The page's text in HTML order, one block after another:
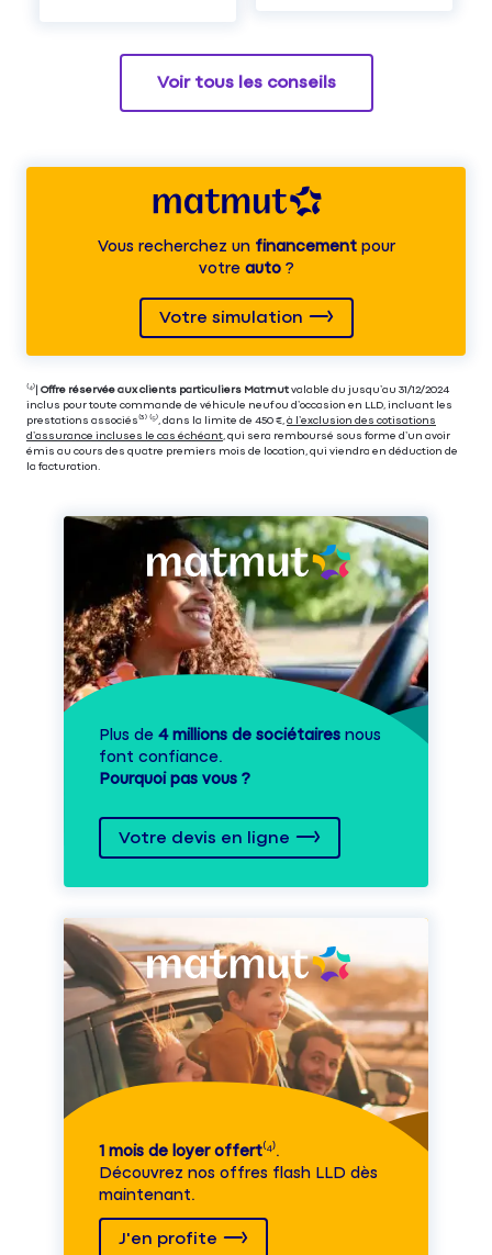
Voir tous les conseils
Vous recherchez unfinancementpour
votre auto?
Votre simulation
⁽⁴⁾| Offre réservée aux clients particuliers Matmut valable du jusqu’au 31/12/2024
inclus pour toute commande de véhicule neuf ou d’occasion en LLD, incluant les
prestations associés⁽³⁾ ⁽⁵⁾, dans la limite de 450 €, à l’exclusion des cotisations
d’assurance incluses le cas échéant , qui sera remboursé sous forme d’un avoir
émis au cours des quatre premiers mois de location, qui viendra en déduction de
la facturation.
Plus de 4 millions de sociétaires nous
font confiance.
Pourquoi pas vous ?
Votre devis en ligne
1 mois de loyer offert⁽⁴⁾.
Découvrez nos offres flash LLD dès
maintenant.
J'en profite